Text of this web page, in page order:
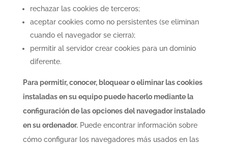
rechazar las cookies de terceros;
aceptar cookies como no persistentes (se eliminan
cuando el navegador se cierra);
permitir al servidor crear cookies para un dominio
diferente.
Para permitir, conocer, bloquear o eliminar las cookies
instaladas en su equipo puede hacerlo mediante la
configuración de las opciones del navegador instalado
en su ordenador.Puede encontrar información sobre
cómo configurar los navegadores más usados en las